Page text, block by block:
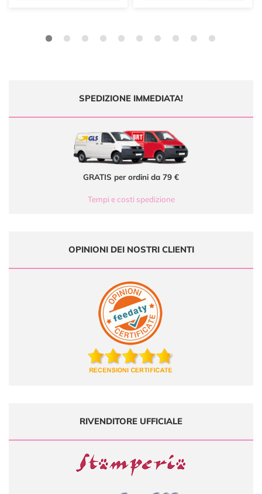
SPEDIZIONE IMMEDIATA!
GRATIS per ordini da 79 €
Tempi e costi spedizione
OPINIONI DEI NOSTRI CLIENTI
RIVENDITORE UFFICIALE